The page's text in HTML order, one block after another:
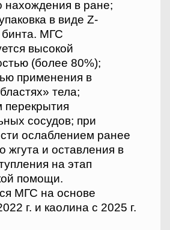
нахождения в ране;
в виде Z-
бинта. МГС
высокой
(более 80%);
применения в
тела;
перекрытия
сосудов; при
ослаблением ранее
жгута и оставления в
на этап
помощи.
МГС на основе
г. и каолина с 2025 г.